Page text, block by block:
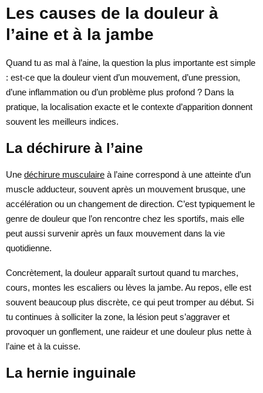
Les causes de la douleur à
l’aine et à la jambe
Quand tu as mal à l’aine, la question la plus importante est simple
: est-ce que la douleur vient d’un mouvement, d’une pression,
d’une inflammation ou d’un problème plus profond ? Dans la
pratique, la localisation exacte et le contexte d’apparition donnent
souvent les meilleurs indices.
La déchirure à l’aine
Une déchirure musculaire à l’aine correspond à une atteinte d’un
muscle adducteur, souvent après un mouvement brusque, une
accélération ou un changement de direction. C’est typiquement le
genre de douleur que l’on rencontre chez les sportifs, mais elle
peut aussi survenir après un faux mouvement dans la vie
quotidienne.
Concrètement, la douleur apparaît surtout quand tu marches,
cours, montes les escaliers ou lèves la jambe. Au repos, elle est
souvent beaucoup plus discrète, ce qui peut tromper au début. Si
tu continues à solliciter la zone, la lésion peut s’aggraver et
provoquer un gonflement, une raideur et une douleur plus nette à
l’aine et à la cuisse.
La hernie inguinale